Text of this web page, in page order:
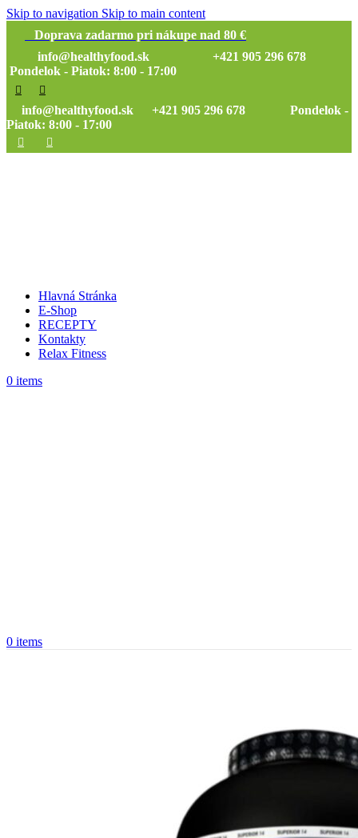
Skip to navigation Skip to main content
Doprava zadarmo pri nákupe nad 80 €
info@healthyfood.sk
+421 905 296 678
Pondelok - Piatok: 8:00 - 17:00
info@healthyfood.sk
+421 905 296 678 Pondelok -
Piatok: 8:00 - 17:00
Hlavná Stránka
E-Shop
RECEPTY
Kontakty
Relax Fitness
0 items
0 items